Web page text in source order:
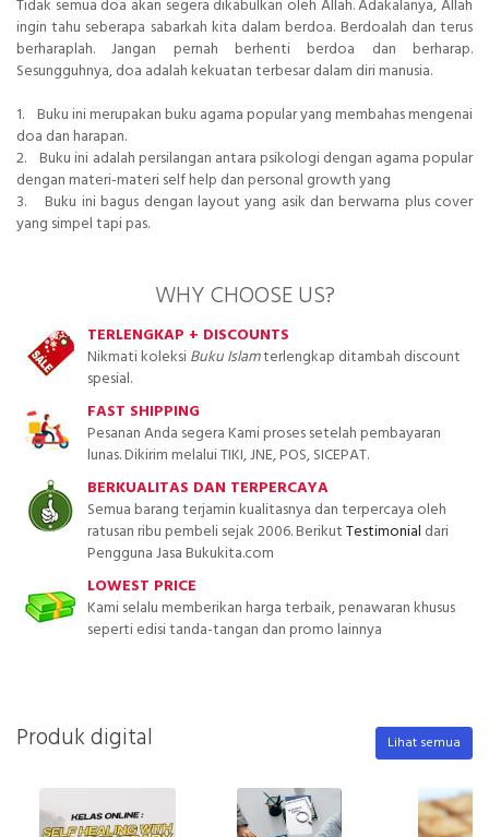
Tidak semua doa akan segera dikabulkan oleh Allah. Adakalanya, Allah
ingin tahu seberapa sabarkah kita dalam berdoa. Berdoalah dan terus
berharaplah. Jangan pernah berhenti berdoa dan berharap.
Sesungguhnya, doa adalah kekuatan terbesar dalam diri manusia.
1. Buku ini merupakan buku agama popular yang membahas mengenai
doa dan harapan.
2. Buku ini adalah persilangan antara psikologi dengan agama popular
dengan materi-materi self help dan personal growth yang
3. Buku ini bagus dengan layout yang asik dan berwarna plus cover
yang simpel tapi pas.
WHY CHOOSE US?
TERLENGKAP + DISCOUNTS
Nikmati koleksiBuku Islamterlengkap ditambah discount
spesial.
FAST SHIPPING
Pesanan Anda segera Kami proses setelah pembayaran
lunas. Dikirim melalui TIKI, JNE, POS, SICEPAT.
BERKUALITAS DAN TERPERCAYA
Semua barang terjamin kualitasnya dan terpercaya oleh
ratusan ribu pembeli sejak 2006. BerikutTestimonial dari
Pengguna Jasa Bukukita.com
LOWEST PRICE
Kami selalu memberikan harga terbaik, penawaran khusus
seperti edisi tanda-tangan dan promo lainnya
Produk digital Lihat semua